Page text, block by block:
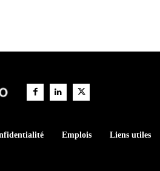
Emplois Liens utiles